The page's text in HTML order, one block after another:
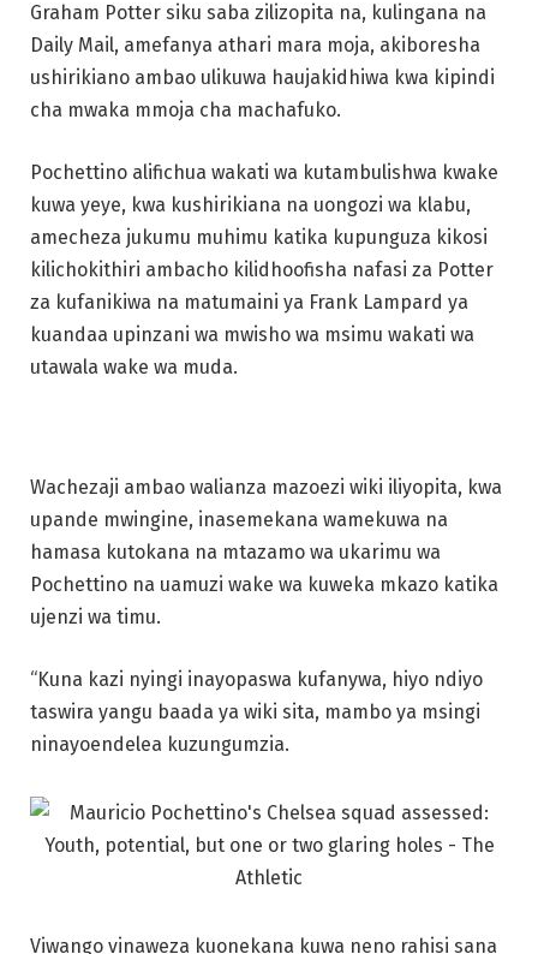
Graham Potter siku saba zilizopita na, kulingana na
Daily Mail, amefanya athari mara moja, akiboresha
ushirikiano ambao ulikuwa haujakidhiwa kwa kipindi
cha mwaka mmoja cha machafuko.
Pochettino alifichua wakati wa kutambulishwa kwake
kuwa yeye, kwa kushirikiana na uongozi wa klabu,
amecheza jukumu muhimu katika kupunguza kikosi
kilichokithiri ambacho kilidhoofisha nafasi za Potter
za kufanikiwa na matumaini ya Frank Lampard ya
kuandaa upinzani wa mwisho wa msimu wakati wa
utawala wake wa muda.
Wachezaji ambao walianza mazoezi wiki iliyopita, kwa
upande mwingine, inasemekana wamekuwa na
hamasa kutokana na mtazamo wa ukarimu wa
Pochettino na uamuzi wake wa kuweka mkazo katika
ujenzi wa timu.
“Kuna kazi nyingi inayopaswa kufanywa, hiyo ndiyo
taswira yangu baada ya wiki sita, mambo ya msingi
ninayoendelea kuzungumzia.
Viwango vinaweza kuonekana kuwa neno rahisi sana